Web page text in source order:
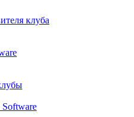
клуба